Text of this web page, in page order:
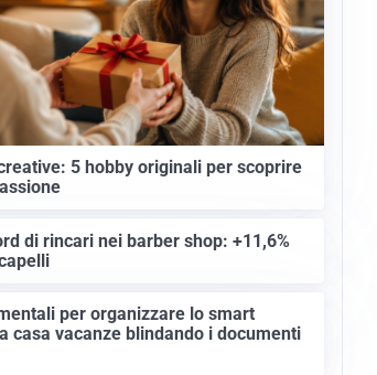
5 hobby originali per scoprire
di rincari nei barber shop: +11,6%
per organizzare lo smart
casa vacanze blindando i documenti